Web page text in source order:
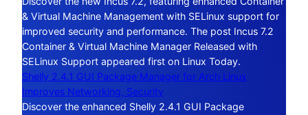
& Virtual Machine Management with SELinux support for
improved security and performance. The post Incus 7.2
Container & Virtual Machine Manager Released with
SELinux Support appeared first on Linux Today.
Shelly 2.4.1 GUI Package Manager for Arch Linux
Improves Networking, Security
Discover the enhanced Shelly 2.4.1 GUI Package